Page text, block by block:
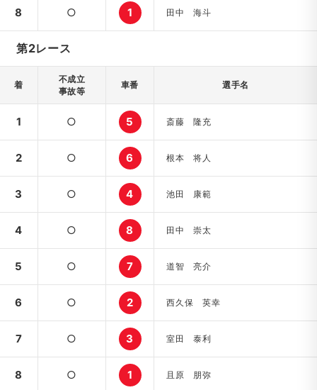
8 ○ 1 田中 海斗
第2レース
着
不成立
事故等
車番 選手名
1 ○ 5 斎藤 隆充
2 ○ 6 根本 将人
3 ○ 4 池田 康範
4 ○ 8 田中 崇太
5 ○ 7 道智 亮介
6 ○ 2 西久保 英幸
7 ○ 3 室田 泰利
8 ○ 1 且原 朋弥